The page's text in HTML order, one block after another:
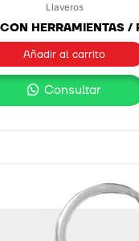
Llaveros
HERRAMIENTAS
Añadir al carrito
Consultar